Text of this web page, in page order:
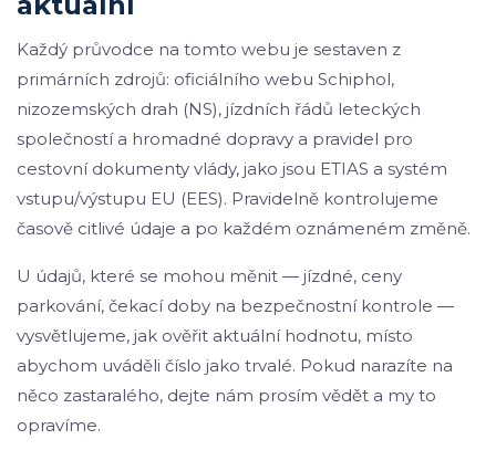
Každý průvodce na tomto webu je sestaven z
primárních zdrojů: oficiálního webu Schiphol,
nizozemských drah (NS), jízdních řádů leteckých
společností a hromadné dopravy a pravidel pro
cestovní dokumenty vlády, jako jsou ETIAS a systém
vstupu/výstupu EU (EES). Pravidelně kontrolujeme
časově citlivé údaje a po každém oznámeném změně.
U údajů, které se mohou měnit — jízdné, ceny
parkování, čekací doby na bezpečnostní kontrole —
vysvětlujeme, jak ověřit aktuální hodnotu, místo
abychom uváděli číslo jako trvalé. Pokud narazíte na
něco zastaralého, dejte nám prosím vědět a my to
opravíme.